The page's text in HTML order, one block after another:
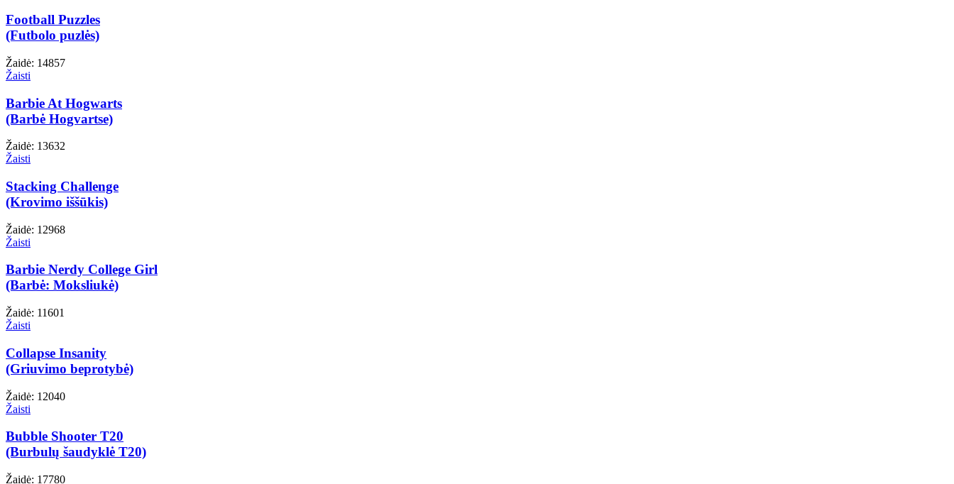
Football Puzzles
(Futbolo puzlės)
Žaidė: 14857
Žaisti
Barbie At Hogwarts
(Barbė Hogvartse)
Žaidė: 13632
Žaisti
Stacking Challenge
(Krovimo iššūkis)
Žaidė: 12968
Žaisti
Barbie Nerdy College Girl
(Barbė: Moksliukė)
Žaidė: 11601
Žaisti
Collapse Insanity
(Griuvimo beprotybė)
Žaidė: 12040
Žaisti
Bubble Shooter T20
(Burbulų šaudyklė T20)
Žaidė: 17780